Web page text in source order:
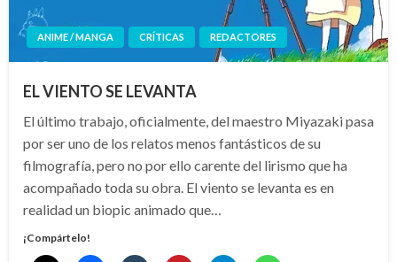
ANIME / MANGA CRÍTICAS REDACTORES
EL VIENTO SE LEVANTA
El último trabajo, oficialmente, del maestro Miyazaki pasa
por ser uno de los relatos menos fantásticos de su
filmografía, pero no por ello carente del lirismo que ha
acompañado toda su obra. El viento se levanta es en
realidad un biopic animado que…
¡Compártelo!